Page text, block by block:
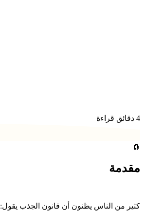
4 دقائق قراءة
🧲
مقدمة
كثير من الناس يظنون أن قانون الجذب يقول: